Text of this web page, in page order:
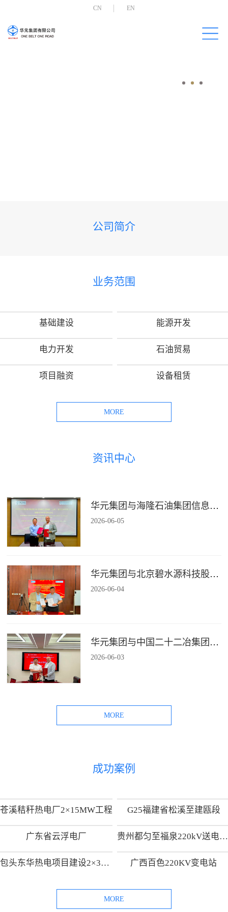
CN EN
公司简介
业务范围
基础建设 能源开发
电力开发 石油贸易
项目融资 设备租赁
MORE
资讯中心
华元集团与海隆石油集团信息技术有限公司签署战略合作协议
2026-06-05
华元集团与北京碧水源科技股份有限公司签署战略合作协议
2026-06-04
华元集团与中国二十二冶集团有限公司装配式建筑分公司签署战略合作协议
2026-06-03
MORE
成功案例
苍溪秸秆热电厂2×15MW工程 G25福建省松溪至建瓯段
广东省云浮电厂 贵州都匀至福泉220kV送电线路工程
包头东华热电项目建设2×300MW热电供热机组项目 广西百色220KV变电站
MORE